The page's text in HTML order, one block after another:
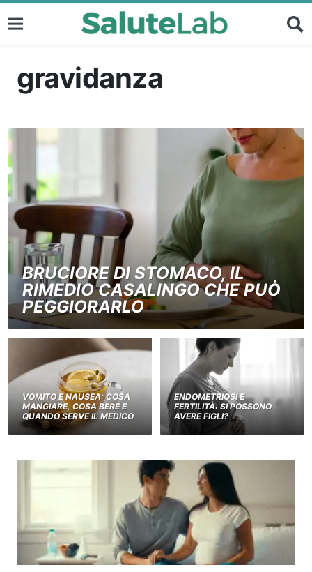
gravidanza
BRUCIORE DI STOMACO, IL
RIMEDIO CASALINGO CHE PUÒ
PEGGIORARLO
VOMITO E NAUSEA: COSA
MANGIARE, COSA BERE E
QUANDO SERVE IL MEDICO
ENDOMETRIOSI E
FERTILITÀ: SI POSSONO
AVERE FIGLI?